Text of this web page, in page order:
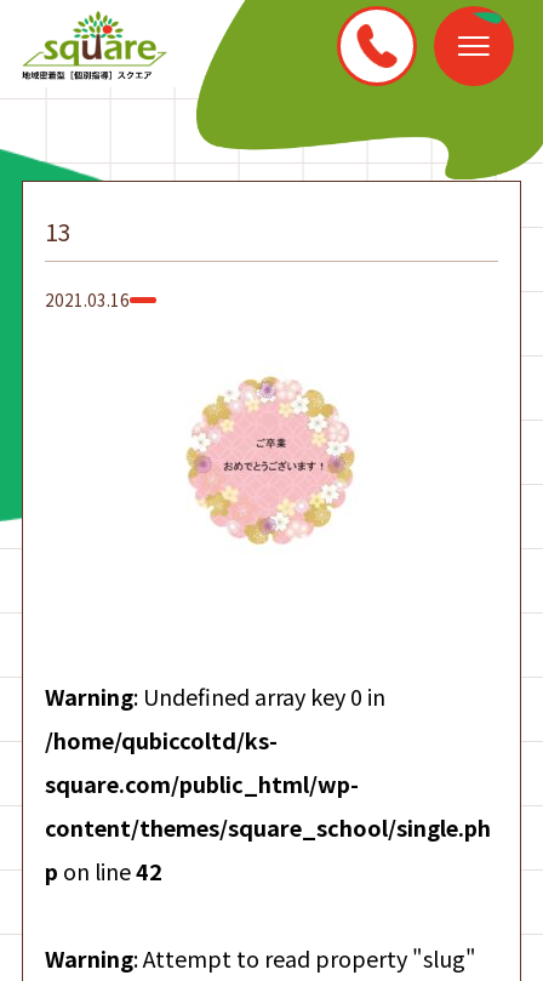
13
2021.03.16
Warning: Undefined array key 0 in
/home/qubiccoltd/ks-
square.com/public_html/wp-
content/themes/square_school/single.ph
p on line42
Warning: Attempt to read property "slug"